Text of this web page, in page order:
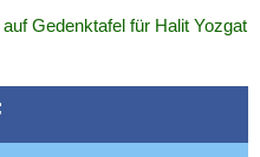
Gedenktafel für Halit Yozgat